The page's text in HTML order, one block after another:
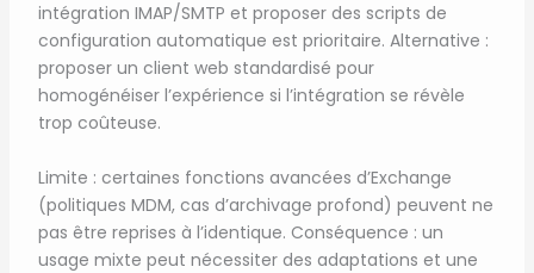
intégration IMAP/SMTP et proposer des scripts de
configuration automatique est prioritaire. Alternative :
proposer un client web standardisé pour
homogénéiser l’expérience si l’intégration se révèle
trop coûteuse.
Limite : certaines fonctions avancées d’Exchange
(politiques MDM, cas d’archivage profond) peuvent ne
pas être reprises à l’identique. Conséquence : un
usage mixte peut nécessiter des adaptations et une